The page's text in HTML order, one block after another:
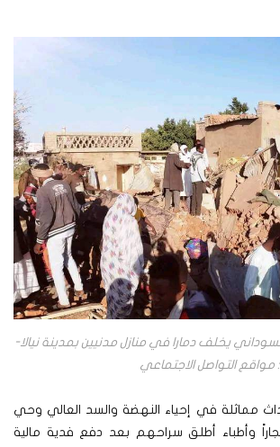
يخلف دمارا في منازل مدنيين بمدينة نيالا-
مماثلة في إحياء النهضة والسد العالي وحي
وأطباء أطلق سراحهم بعد دفع فدية مالية